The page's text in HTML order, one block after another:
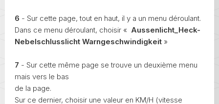
6 - Sur cette page, tout en haut, il y a un menu déroulant.
Dans ce menu déroulant, choisir « Aussenlicht_Heck-
Nebelschlusslicht Warngeschwindigkeit »
7 - Sur cette même page se trouve un deuxième menu
mais vers le bas
de la page.
Sur ce dernier, choisir une valeur en KM/H (vitesse